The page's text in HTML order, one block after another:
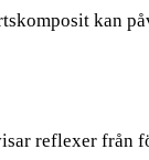
kan
reflexer från